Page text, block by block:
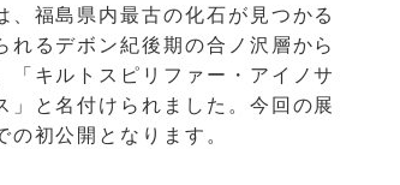
、福島県内最古の化石が見つかる
れるデボン紀後期の合ノ沢層から
「キルトスピリファー・アイノサ
」と名付けられました。今回の展
の初公開となります。